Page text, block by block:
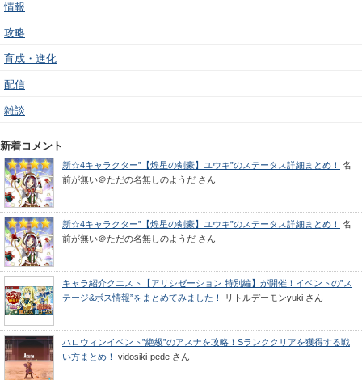
情報
攻略
育成・進化
配信
雑談
新着コメント
新☆4キャラクター”【煌星の剣豪】ユウキ”のステータス詳細まとめ！
名
前が無い＠ただの名無しのようだ さん
新☆4キャラクター”【煌星の剣豪】ユウキ”のステータス詳細まとめ！
名
前が無い＠ただの名無しのようだ さん
キャラ紹介クエスト【アリシゼーション 特別編】が開催！イベントの”ス
テージ&ボス情報”をまとめてみました！
リトルデーモンyuki さん
ハロウィンイベント”絶級”のアスナを攻略！Sランククリアを獲得する戦
い方まとめ！
vidosiki-pede さん